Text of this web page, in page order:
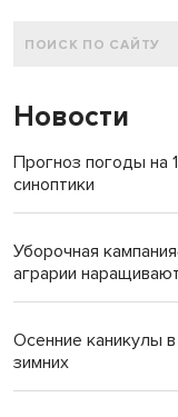
Новости
Прогноз погоды на
синоптики
Уборочная
аграрии
Осенние каникулы
зимних